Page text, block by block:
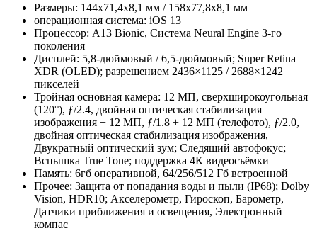
Размеры: 144х71,4х8,1 мм / 158х77,8х8,1 мм
операционная система: iOS 13
Процессор: A13 Bionic, Система Neural Engine 3‑го
поколения
Дисплей: 5,8-дюймовый / 6,5-дюймовый; Super Retina
XDR (OLED); разрешением 2436×1125 / 2688×1242
пикселей
Тройная основная камера: 12 МП, сверхширокоугольная
(120°), ƒ/2.4, двойная оптическая стабилизация
изображения + 12 МП, ƒ/1.8 + 12 МП (телефото), ƒ/2.0,
двойная оптическая стабилизация изображения,
Двукратный оптический зум; Следящий автофокус;
Вспышка True Tone; поддержка 4К видеосъёмки
Память: 6гб оперативной, 64/256/512 Гб встроенной
Прочее: Защита от попадания воды и пыли (IP68); Dolby
Vision, HDR10; Акселерометр, Гироскоп, Барометр,
Датчики приближения и освещения, Электронный
компас